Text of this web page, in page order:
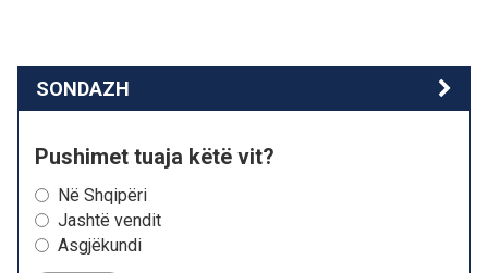
SONDAZH
Pushimet tuaja këtë vit?
Në Shqipëri
Jashtë vendit
Asgjëkundi